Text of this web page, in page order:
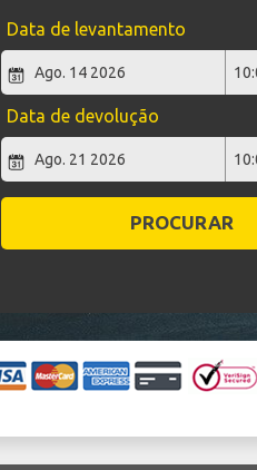
Data de levantamento
Data de devolução
PROCURAR